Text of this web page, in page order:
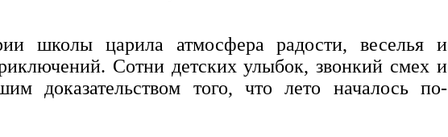
школы царила атмосфера радости, веселья и
Сотни детских улыбок, звонкий смех и
доказательством того, что лето началось по-